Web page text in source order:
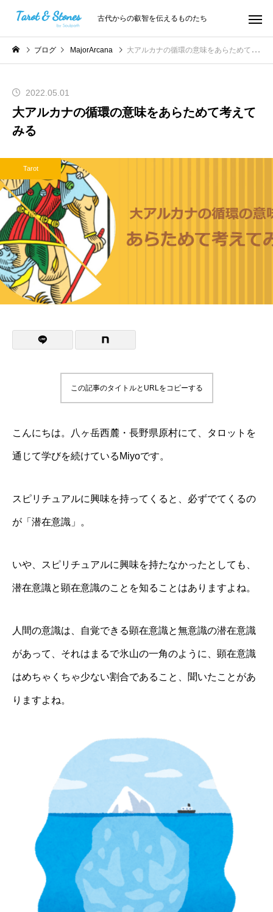
古代からの叡智を伝えるものたち
ブログ MajorArcana 大アルカナの循環の意味をあらためて考えてみる
2022.05.01
大アルカナの循環の意味をあらためて考えて
みる
Tarot
この記事のタイトルとURLをコピーする
こんにちは。八ヶ岳西麓・長野県原村にて、タロットを
通じて学びを続けているMiyoです。
スピリチュアルに興味を持ってくると、必ずでてくるの
が「潜在意識」。
いや、スピリチュアルに興味を持たなかったとしても、
潜在意識と顕在意識のことを知ることはありますよね。
人間の意識は、自覚できる顕在意識と無意識の潜在意識
があって、それはまるで氷山の一角のように、顕在意識
はめちゃくちゃ少ない割合であること、聞いたことがあ
りますよね。